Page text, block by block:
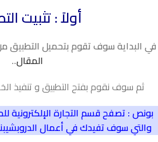
أولاً : تثبيت
في البداية سوف تقوم بتحميل التطبيق
المقال..
ثم سوف نقوم بفتح التطبيق و تنفيذ
بونص : تصفح قسم التجارة الإلكترونية
والتي سوف تفيدك في أعمال